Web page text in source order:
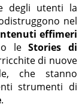
degli utenti la
nel
effimeri
leStories di
di nuove
che stanno
strumenti di
.